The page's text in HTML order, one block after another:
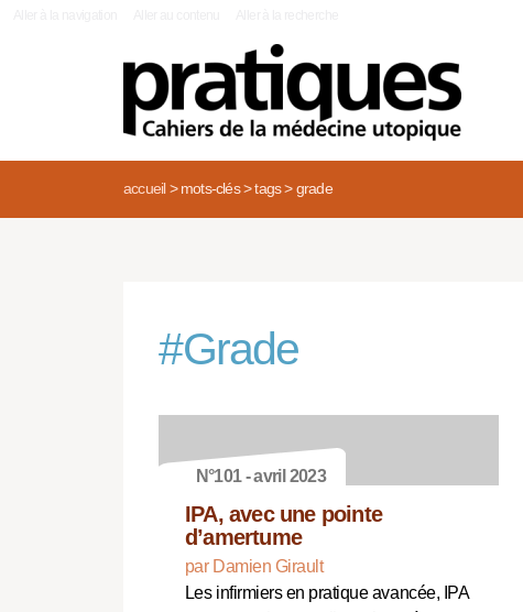
accueil> mots-clés> tags> grade
#Grade
N°101 - avril 2023
IPA, avec une pointe
d’amertume
par Damien Girault
Les infirmiers en pratique avancée, IPA